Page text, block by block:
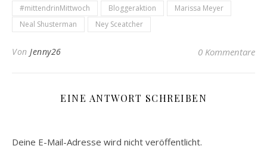
#mittendrinMittwoch Bloggeraktion
Marissa Meyer
Neal Shusterman
Ney Sceatcher
Von Jenny26 0 Kommentare
EINE ANTWORT SCHREIBEN
Deine E-Mail-Adresse wird nicht veröffentlicht.